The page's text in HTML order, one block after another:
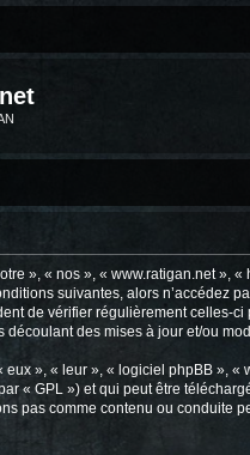
», « nos », « www.ratigan.net »,
suivantes, alors n’accédez
de vérifier régulièrement
des mises à jour et/ou
», « leur », « logiciel phpBB »,
« GPL ») et qui peut être
pas comme contenu ou